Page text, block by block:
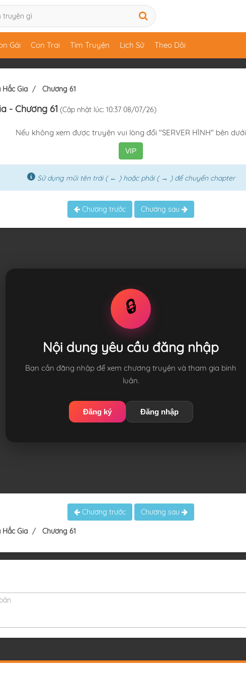
Gái Con Trai Tìm Truyện Lịch Sử Theo Dõi
Hắc Gia Chương 61
- Chương 61 (Cập nhật lúc: 10:37 08/07/26)
Nếu không xem được truyện vui lòng đổi "SERVER HÌNH" bên dưới
VIP
Sử dụng mũi tên trái ( ← ) hoặc phải ( → ) để chuyển chapter
Chương trước Chương sau
🔒
Nội dung yêu cầu đăng nhập
Bạn cần đăng nhập để xem chương truyện và tham gia bình
luận.
Đăng ký Đăng nhập
Chương trước Chương sau
Hắc Gia Chương 61